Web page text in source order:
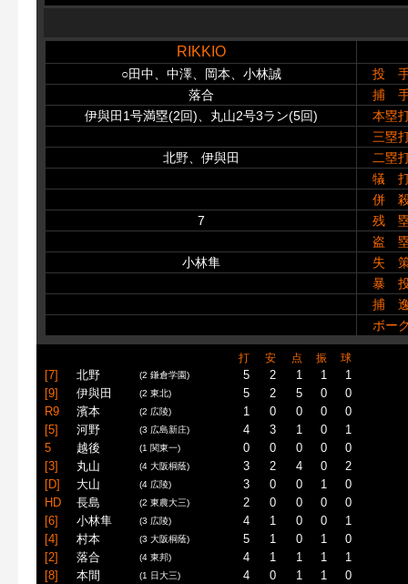
RIKKIO
○田中、中澤、岡本、小林誠
投
落合
捕
伊與田1号満塁(2回)、丸山2号3ラン(5回)
本塁
三塁
北野、伊與田
二塁
犠
併
7
残
盗
小林隼
失
暴
捕
ボー
打 安 点 振 球
[7] 北野 (2 鎌倉学園) 5 2 1 1
1
[9]
伊與田 (2 東北) 5 2 5 0
0
R9
濱本 (2 広陵) 1 0 0 0
0
[5]
河野 (3 広島新庄) 4 3 1 0
1
5
越後 (1 関東一) 0 0 0 0
0
[3]
丸山 (4 大阪桐蔭) 3 2 4 0
2
[D]
大山 (4 広陵) 3 0 0 1
0
HD
長島 (2 東農大三) 2 0 0 0
0
[6]
小林隼 (3 広陵) 4 1 0 0
1
[4]
村本 (3 大阪桐蔭) 5 1 0 1
0
[2]
落合 (4 東邦) 4 1 1 1
1
[8]
本間 (1 日大三) 4 0 1 1
0